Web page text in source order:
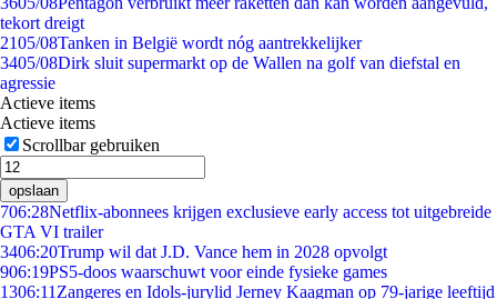
tekort dreigt
2105/08Tanken in België wordt nóg aantrekkelijker
3405/08Dirk sluit supermarkt op de Wallen na golf van diefstal en
agressie
Actieve items
Actieve items
Scrollbar gebruiken
opslaan
706:28Netflix-abonnees krijgen exclusieve early access tot uitgebreide
GTA VI trailer
3406:20Trump wil dat J.D. Vance hem in 2028 opvolgt
906:19PS5-doos waarschuwt voor einde fysieke games
1306:11 Zangeres en Idols-jurylid Jerney Kaagman op 79-jarige leeftijd